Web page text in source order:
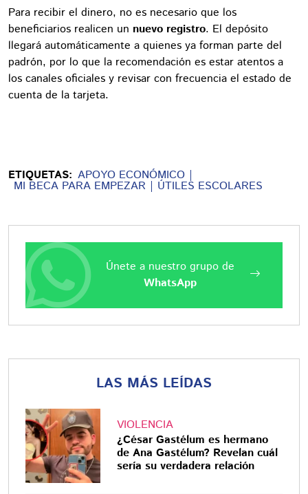
Para recibir el dinero, no es necesario que los
beneficiarios realicen un nuevo registro. El depósito
llegará automáticamente a quienes ya forman parte del
padrón, por lo que la recomendación es estar atentos a
los canales oficiales y revisar con frecuencia el estado de
cuenta de la tarjeta.
ETIQUETAS: APOYO ECONÓMICO
MI BECA PARA EMPEZAR ÚTILES ESCOLARES
Únete a nuestro grupo de
WhatsApp
LAS MÁS LEÍDAS
VIOLENCIA
¿César Gastélum es hermano
de Ana Gastélum? Revelan cuál
sería su verdadera relación